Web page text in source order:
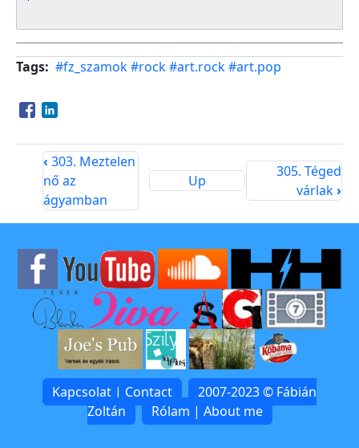
Tags #fz_szamok#rock#art.rock#art.pop
Opens in a new window
Opens in a new window
‹ 303. Meztelen
nő az
ágyamban
Up
305. Téged
várlak›
Kapcsolat | Contact
2007-2023 © Fábián
Zoltán
Rólam | About me